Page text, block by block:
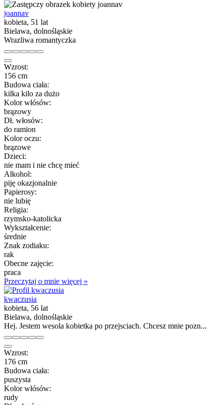
joannav
kobieta, 51 lat
Bielawa, dolnośląskie
Wrazliwa romantyczka
Wzrost:
156 cm
Budowa ciała:
kilka kilo za dużo
Kolor włósów:
brązowy
Dł. włosów:
do ramion
Kolor oczu:
brązowe
Dzieci:
nie mam i nie chcę mieć
Alkohol:
piję okazjonalnie
Papierosy:
nie lubię
Religia:
rzymsko-katolicka
Wykształcenie:
średnie
Znak zodiaku:
rak
Obecne zajęcie:
praca
Przeczytaj o mnie więcej »
kwaczusia
kobieta, 56 lat
Bielawa, dolnośląskie
Hej. Jestem wesola kobietka po przejsciach. Chcesz mnie pozn...
Wzrost:
176 cm
Budowa ciała:
puszysta
Kolor włósów:
rudy